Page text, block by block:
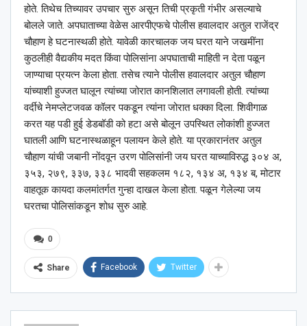
होते. तिथेच तिच्यावर उपचार सुरु असून तिची प्रकृती गंभीर असल्याचे
बोलले जाते. अपघाताच्या वेळेस आरपीएफचे पोलीस हवालदार अतुल राजेंद्र
चौहाण हे घटनास्थळी होते. यावेळी कारचालक जय घरत याने जखमींना
कुठलीही वैद्यकीय मदत किंवा पोलिसांना अपघाताची माहिती न देता पळून
जाण्याचा प्रयत्न केला होता. तसेच त्याने पोलीस हवालदार अतुल चौहाण
यांच्याशी हुज्जत घालून त्यांच्या जोरात कानशिलात लगावली होती. त्यांच्या
वर्दीचे नेमप्लेटजवळ कॉलर पकडून त्यांना जोरात धक्का दिला. शिवीगाळ
करत यह पडी हुई डेडबॉडी को हटा असे बोलून उपस्थित लोकांशी हुज्जत
घातली आणि घटनास्थळाहून पलायन केले होते. या प्रकारानंतर अतुल
चौहाण यांची जबानी नोंदवून उरण पोलिसांनी जय घरत याच्याविरुद्ध ३०४ अ,
३५३, २७९, ३३७, ३३८ भादवी सहकलम १८२, १३४ अ, १३४ ब, मोटार
वाहतूक कायदा कलमांतर्गत गुन्हा दाखल केला होता. पळून गेलेल्या जय
घरतचा पोलिसांकडून शोध सुरु आहे.
0
Share Facebook Twitter